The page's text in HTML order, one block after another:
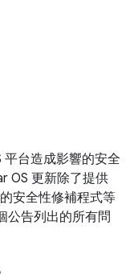
平台造成影響的安全
OS 更新除了提供
安全性修補程式等
告列出的所有問